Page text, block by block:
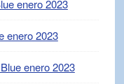
enero 2023
enero 2023
enero 2023